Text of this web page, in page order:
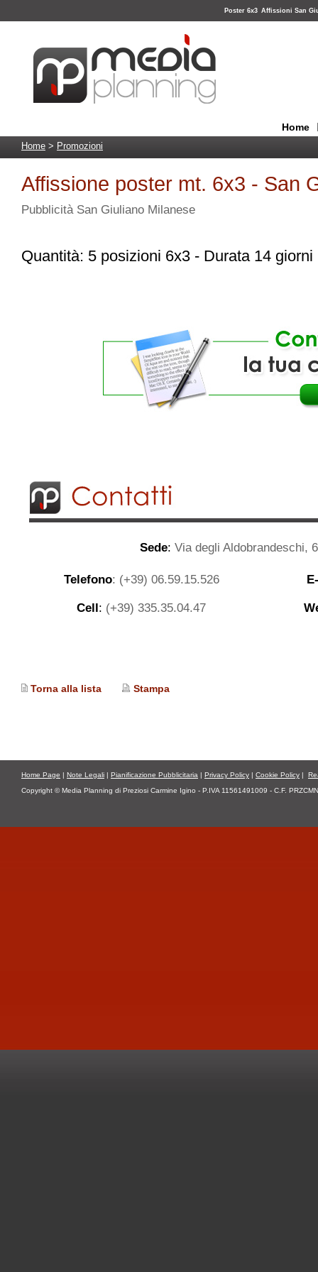
Poster 6x3 Affissioni San
Home
Home > Promozioni
Affissione poster mt. 6x3 - San
Pubblicità San Giuliano Milanese
Quantità: 5 posizioni 6x3 - Durata 14 giorni
Sede: Via degli Aldobrandeschi,
Telefono: (+39) 06.59.15.526
Cell: (+39) 335.35.04.47
Torna alla lista Stampa
Home Page | Note Legali | Pianificazione Pubblicitaria | Privacy Policy | Cookie Policy |
Copyright © Media Planning di Preziosi Carmine Igino - P.IVA 11561491009 - C.F.